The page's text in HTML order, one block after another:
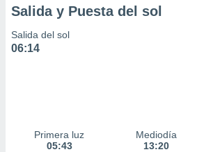
Salida y Puesta del sol
Salida del sol
06:14
Primera luz
05:43
Mediodía
13:20